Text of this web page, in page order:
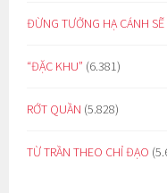
ĐỪNG TƯỞNG HẠ CÁNH SẼ
“ĐẶC KHU” (6.381)
RỚT QUẦN (5.828)
TỪ TRẦN THEO CHỈ ĐẠO